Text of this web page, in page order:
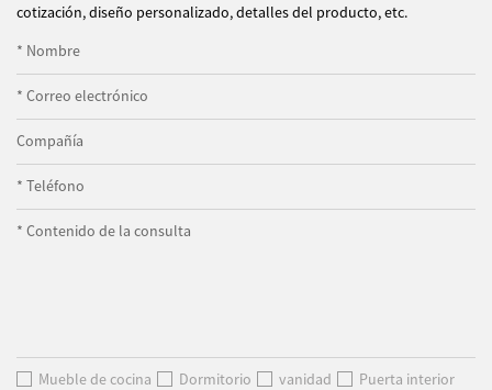
cotización, diseño personalizado, detalles del producto, etc.
* Nombre
* Correo electrónico
Compañía
* Teléfono
* Contenido de la consulta
Mueble de cocina Dormitorio vanidad
Puerta interior